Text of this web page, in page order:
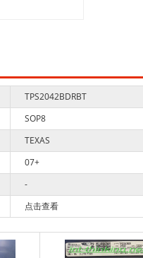
TPS2042BDRBT
SOP8
TEXAS
07+
-
点击查看